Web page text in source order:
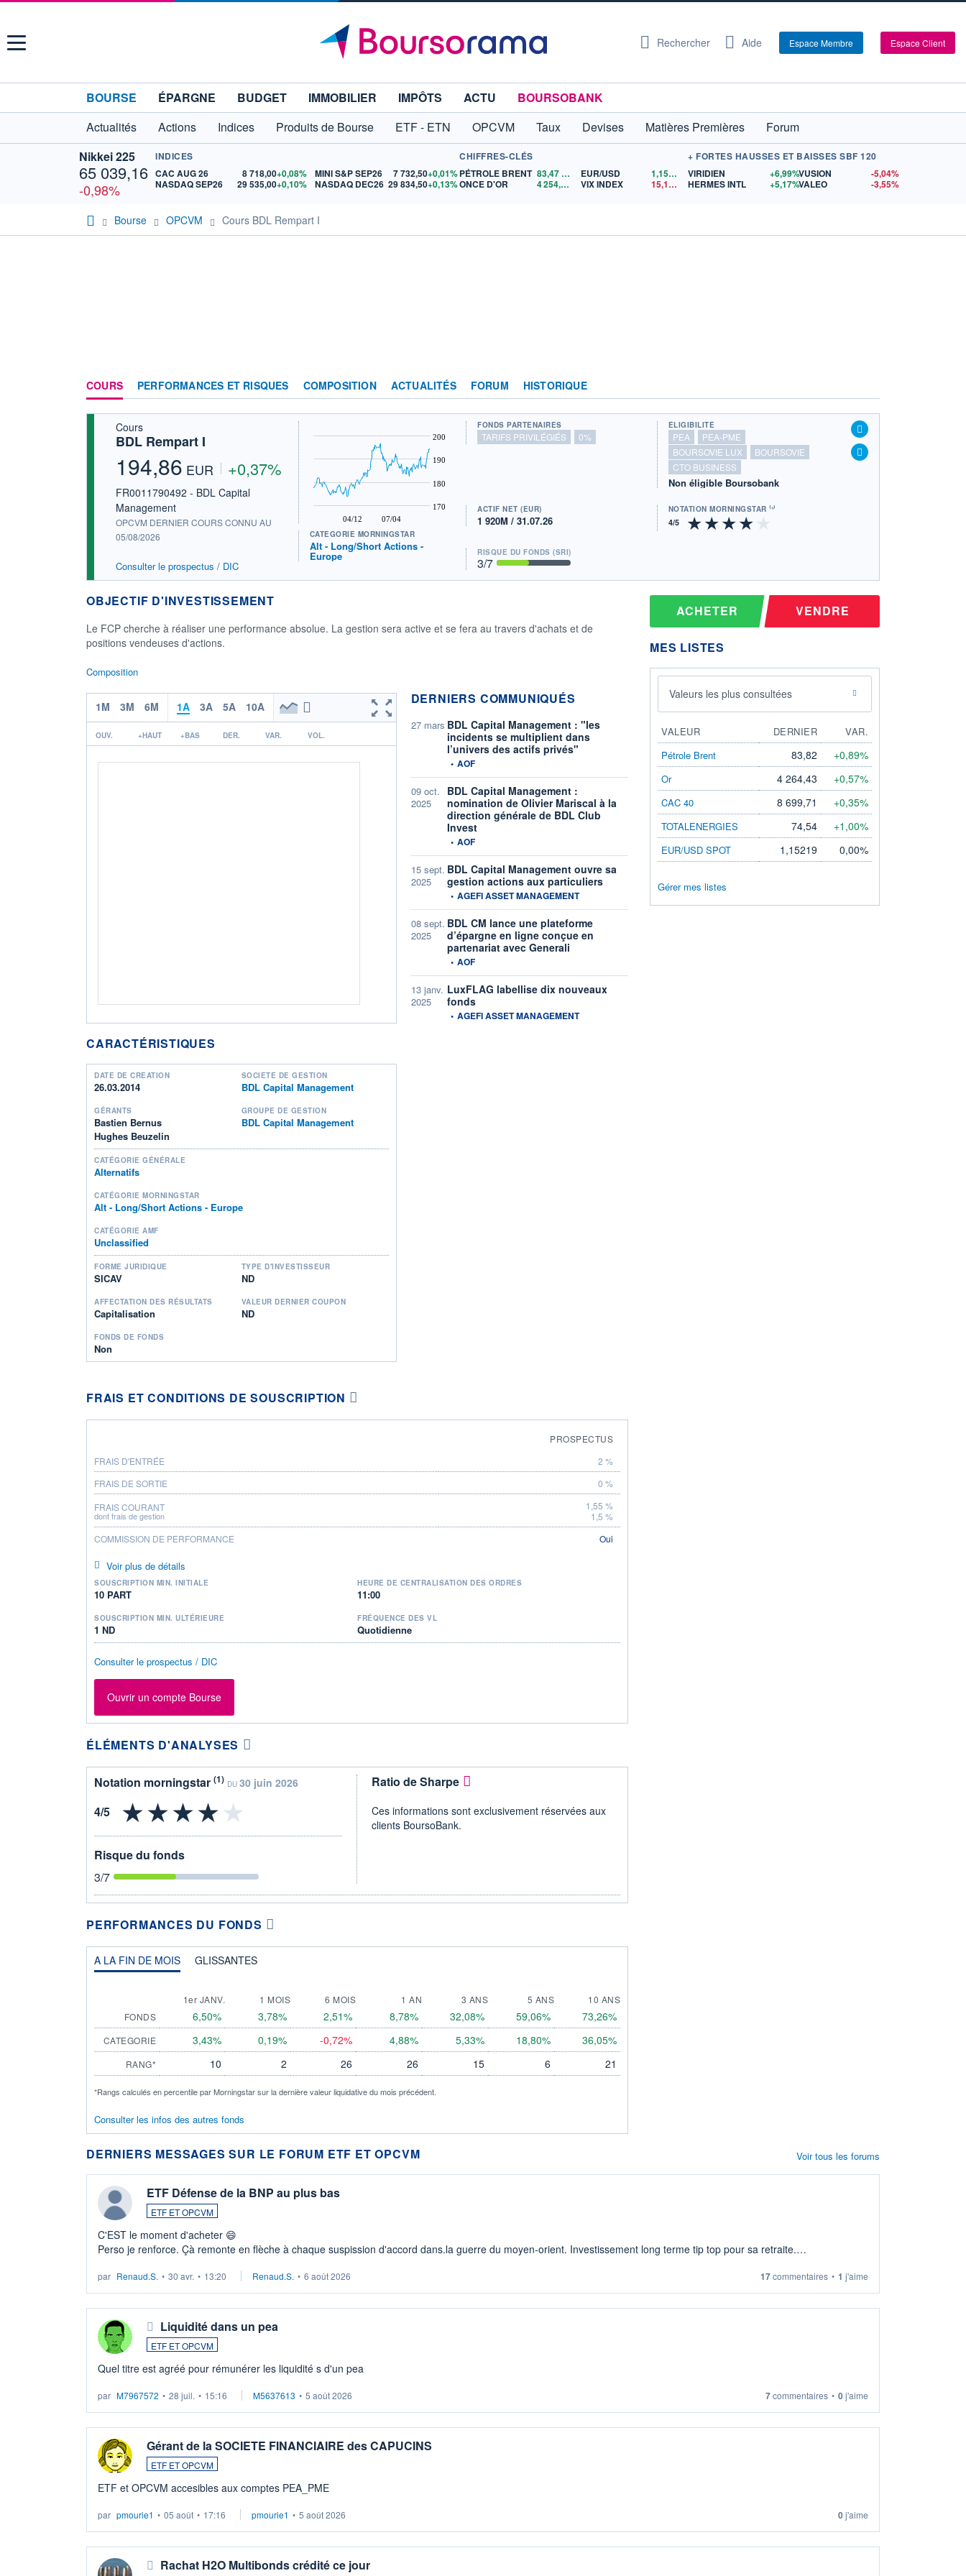
Menu Rechercher Aide Espace Membre Espace Client
BOURSE ÉPARGNE BUDGET IMMOBILIER IMPÔTS ACTU
BOURSOBANK
Actualités
Actions Indices Produits de Bourse ETF - ETN OPCVM Taux Devises Matières Premières
Forum
Nikkei 225
65 039,16
-0,98%
INDICES
CAC AUG 26
8 718,00+0,08%
NASDAQ SEP26
29 535,00+0,10%
MINI S&P SEP26 7 732,50+0,01%
NASDAQ DEC26 29 834,50+0,13%
CHIFFRES-CLÉS
PÉTROLE BRENT 83,47
ONCE D'OR
4 254,27 $US
EUR/USD 1,1521
$US
VIX INDEX
15,15$US
+ FORTES HAUSSES ET BAISSES SBF 120
VIRIDIEN
+6,99%
HERMES INTL
+5,17%
VUSION
-5,04%
VALEO
-3,55%
Bourse OPCVM Cours BDL Rempart I
COURS PERFORMANCES ET RISQUES COMPOSITION ACTUALITÉS FORUM HISTORIQUE
Cours
BDL Rempart I
194,86 EUR +0,37%
FR0011790492 - BDL Capital
Management
OPCVM DERNIER COURS CONNU AU
05/08/2026
Consulter le prospectus / DIC
04/12 07/04
170
180
190
200
CATÉGORIE MORNINGSTAR
Alt - Long/Short Actions -
Europe
FONDS PARTENAIRES
TARIFS PRIVILÉGIÉS 0%
ÉLIGIBILITÉ
PEA
PEA-PME
BOURSOVIE LUX
BOURSOVIE
CTO BUSINESS
Non éligible Boursobank
ACTIF NET (EUR)
1 920M / 31.07.26
NOTATION MORNINGSTAR ⁽¹⁾
RISQUE DU FONDS (SRI)
3/7
OBJECTIF D'INVESTISSEMENT
Le FCP cherche à réaliser une performance absolue. La gestion sera active et se fera au travers d'achats et de
positions vendeuses d'actions.
Composition
1M 3M 6M 1A 3A 5A 10A
OUV. +HAUT +BAS DER. VAR. VOL.
CARACTÉRISTIQUES
DATE DE CRÉATION
26.03.2014
SOCIÉTÉ DE GESTION
BDL Capital Management
GÉRANTS
Bastien Bernus
Hughes Beuzelin
GROUPE DE GESTION
BDL Capital Management
CATÉGORIE GÉNÉRALE
Alternatifs
CATÉGORIE MORNINGSTAR
Alt - Long/Short Actions - Europe
CATÉGORIE AMF
Unclassified
FORME JURIDIQUE
SICAV
TYPE D'INVESTISSEUR
ND
AFFECTATION DES RÉSULTATS
Capitalisation
VALEUR DERNIER COUPON
ND
FONDS DE FONDS
Non
DERNIERS COMMUNIQUÉS
27 mars BDL Capital Management : "les
incidents se multiplient dans
l’univers des actifs privés"
information fournie par
• AOF
09 oct.
2025
BDL Capital Management :
nomination de Olivier Mariscal à la
direction générale de BDL Club
Invest
information fournie par
• AOF
15 sept.
2025
BDL Capital Management ouvre sa
gestion actions aux particuliers
information fournie par
• AGEFI ASSET MANAGEMENT
08 sept.
2025
BDL CM lance une plateforme
d’épargne en ligne conçue en
partenariat avec Generali
information fournie par
• AOF
13 janv.
2025
LuxFLAG labellise dix nouveaux
fonds
information fournie par
• AGEFI ASSET MANAGEMENT
FRAIS ET CONDITIONS DE SOUSCRIPTION
PROSPECTUS
FRAIS D'ENTRÉE
2 %
FRAIS DE SORTIE
0 %
FRAIS COURANT
dont frais de gestion
1,55 %
1,5 %
COMMISSION DE PERFORMANCE
Oui
Voir plus de détails
SOUSCRIPTION MIN. INITIALE
10 PART
HEURE DE CENTRALISATION DES ORDRES
11:00
SOUSCRIPTION MIN. ULTÉRIEURE
1 ND
FRÉQUENCE DES VL
Quotidienne
Consulter le prospectus / DIC
Ouvrir un compte Bourse
ÉLÉMENTS D'ANALYSES
Notation morningstar (1) DU 30 juin 2026
Risque du fonds
3/7
Ratio de Sharpe
Ces informations sont exclusivement réservées aux
clients BoursoBank.
PERFORMANCES DU FONDS
A LA FIN DE MOIS GLISSANTES
1er JANV. 1 MOIS 6 MOIS 1 AN 3 ANS 5 ANS
10 ANS
FONDS
6,50% 3,78% 2,51% 8,78% 32,08% 59,06% 73,26%
CATEGORIE 3,43% 0,19% -0,72% 4,88% 5,33% 18,80% 36,05%
RANG* 10 2 26 26 15 6 21
*Rangs calculés en percentile par Morningstar sur la dernière valeur liquidative du mois précédent.
Consulter les infos des autres fonds
ACHETER VENDRE
MES LISTES
Valeurs les plus consultées
VALEUR DERNIER
VAR.
Pétrole Brent
83,82 +0,89%
Or 4 264,43 +0,57%
CAC 40 8 699,71 +0,35%
TOTALENERGIES 74,54 +1,00%
EUR/USD SPOT 1,15219 0,00%
Gérer mes listes
DERNIERS MESSAGES SUR LE FORUM ETF ET OPCVM
ETF Défense de la BNP au plus bas
ETF ET OPCVM
C'EST le moment d'acheter 😄​
Perso je renforce. Çà remonte en flèche à chaque suspission d'accord dans.la guerre du moyen-orient. Investissement long terme tip top pour sa retraite.
par Renaud.S. • 30 avr. • 13:20 Renaud.S. • 6 août 2026 17commentaires • 1 j'aime
Liquidité dans un pea
ETF ET OPCVM
Quel titre est agréé pour rémunérer les liquidité s d'un pea
par M7967572 • 28 juil. • 15:16 M5637613 • 5 août 2026 7commentaires • 0j'aime
Gérant de la SOCIETE FINANCIAIRE des CAPUCINS
ETF ET OPCVM
ETF et OPCVM accesibles aux comptes PEA_PME
par pmourie1 • 05 août • 17:16 pmourie1 • 5 août 2026 0j'aime
Rachat H2O Multibonds crédité ce jour
Voir tous les forums